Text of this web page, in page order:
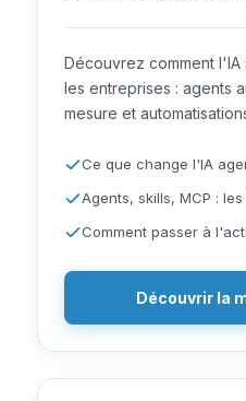
Découvrez comment
les entreprises : agents
mesure et
Ce que change l'IA
Agents, skills, MCP :
Comment passer à
Découvrir la